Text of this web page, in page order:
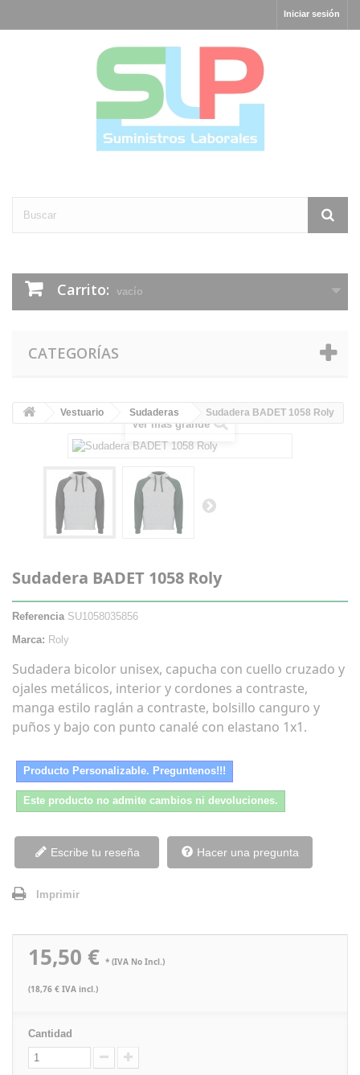
Iniciar sesión
Carrito: vacío
CATEGORÍAS
Vestuario Sudaderas Sudadera BADET 1058 Roly
Ver más grande
Sudadera BADET 1058 Roly
Referencia SU1058035856
Marca: Roly
Sudadera bicolor unisex, capucha con cuello cruzado y
ojales metálicos, interior y cordones a contraste,
manga estilo raglán a contraste, bolsillo canguro y
puños y bajo con punto canalé con elastano 1x1.
Producto Personalizable. Preguntenos!!!
Este producto no admite cambios ni devoluciones.
Escribe tu reseña Hacer una pregunta
Imprimir
15,50 € * (IVA No Incl.)
(18,76 € IVA incl.)
Cantidad